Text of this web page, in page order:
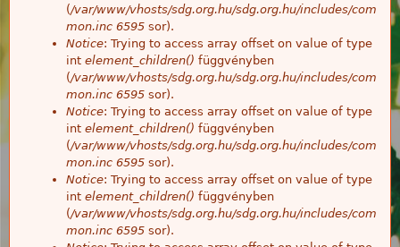
(/var/www/vhosts/sdg.org.hu/sdg.org.hu/includes/com
mon.inc 6595 sor).
Notice: Trying to access array offset on value of type
int element_children() függvényben
(/var/www/vhosts/sdg.org.hu/sdg.org.hu/includes/com
mon.inc 6595 sor).
Notice: Trying to access array offset on value of type
int element_children() függvényben
(/var/www/vhosts/sdg.org.hu/sdg.org.hu/includes/com
mon.inc 6595 sor).
Notice: Trying to access array offset on value of type
int element_children() függvényben
(/var/www/vhosts/sdg.org.hu/sdg.org.hu/includes/com
mon.inc 6595 sor).